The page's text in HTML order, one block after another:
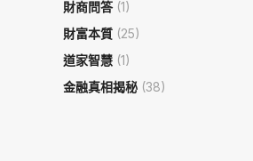
財商問答(1)
財富本質 (25)
道家智慧 (1)
金融真相揭秘 (38)